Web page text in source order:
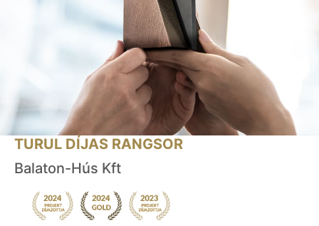
TURUL DÍJAS RANGSOR
Balaton-Hús Kft